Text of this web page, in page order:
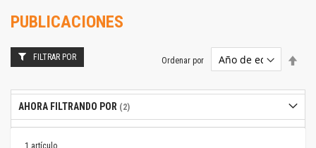
PUBLICACIONES
1 artículo
Ordenar por
FILTRAR POR
AHORA FILTRANDO POR